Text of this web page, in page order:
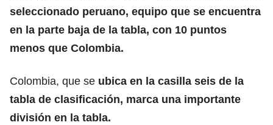
seleccionado peruano, equipo que se encuentra
en la parte baja de la tabla, con 10 puntos
menos que Colombia.
Colombia, que se ubica en la casilla seis de la
tabla de clasificación, marca una importante
división en la tabla.